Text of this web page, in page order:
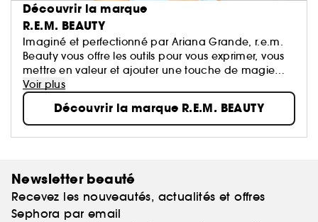
Découvrir la marque
R.E.M. BEAUTY
Imaginé et perfectionné par Ariana Grande, r.e.m.
Beauty vous offre les outils pour vous exprimer, vous
mettre en valeur et ajouter une touche de magie
chaque jour — pour rêver les yeux grands ouverts.
Découvrez le maquillage de demain : des teintes
futuristes, des produits polyvalents, des formules
hybrides enrichies en soins de la peau, des
Vegan et sans cruauté, toujours.
Voir plus
Découvrir la marque R.E.M. BEAUTY
Newsletter beauté
Recevez les nouveautés, actualités et offres
Sephora par email